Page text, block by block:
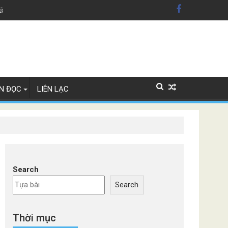
Mỹ'
Lan
ĐỌC LIÊN LẠC
Search
Search
Thời mục